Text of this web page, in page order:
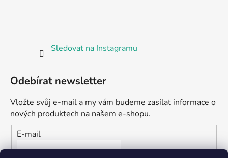
Sledovat na Instagramu
Odebírat newsletter
Vložte svůj e-mail a my vám budeme zasílat informace o
nových produktech na našem e-shopu.
E-mail